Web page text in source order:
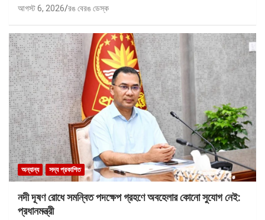
আগস্ট 6, 2026 রঙ বেরঙ ডেস্ক
অন্যান্য সদ্য প্রকাশিত
নদী দূষণ রোধে সমন্বিত পদক্ষেপ গ্রহণে অবহেলার কোনো সুযোগ নেই:
প্রধানমন্ত্রী